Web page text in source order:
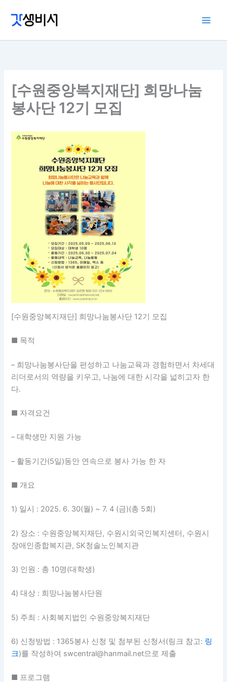
로
[수원중앙복지재단] 희망나눔
봉사단 12기 모집
[수원중앙복지재단] 희망나눔봉사단 12기 모집
■ 목적
– 희망나눔봉사단을 편성하고 나눔교육과 경험하면서 차세대
리더로서의 역량을 키우고, 나눔에 대한 시각을 넓히고자 한
다.
■ 자격요건
– 대학생만 지원 가능
– 활동기간(5일)동안 연속으로 봉사 가능 한 자
■ 개요
1) 일시 : 2025. 6. 30(월) ~ 7. 4 (금)(총 5회)
2) 장소 : 수원중앙복지재단, 수원시외국인복지센터, 수원시
장애인종합복지관, SK청솔노인복지관
3) 인원 : 총 10명(대학생)
4) 대상 : 희망나눔봉사단원
5) 주최 : 사회복지법인 수원중앙복지재단
6) 신청방법 : 1365봉사 신청 및 첨부된 신청서(링크 참고: 링
크)를 작성하여 swcentral@hanmail.net으로 제출
■ 프로그램